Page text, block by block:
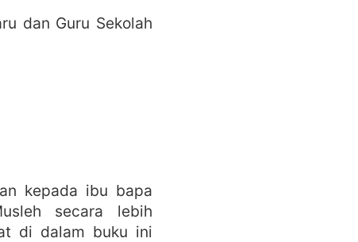
dan Guru Sekolah
kepada ibu bapa
secara lebih
di dalam buku ini